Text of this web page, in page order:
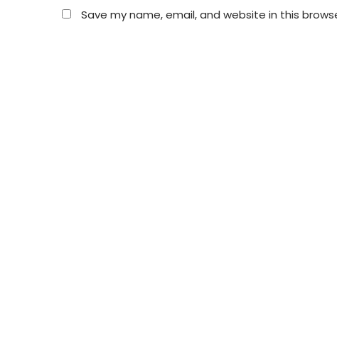
Save my name, email, and website in this